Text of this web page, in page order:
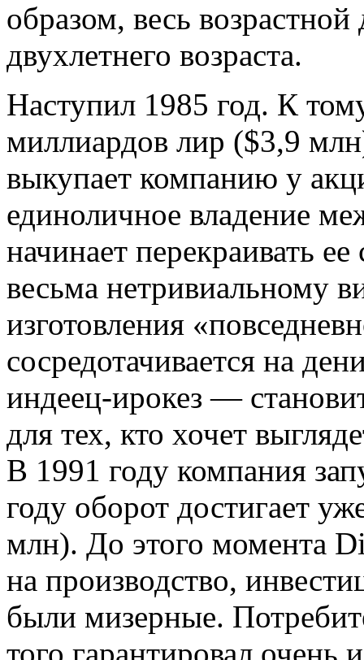
образом, весь
двухлетнего возраста.
Наступил 1985 год. К
миллиардов лир ($3,9
выкупает компанию у
единоличное владение
начинает перекраивать
весьма нетривиальному
изготовления
сосредотачивается на
индеец-ирокез —
для тех, кто хочет
В 1991 году компания
году оборот достигает
млн). До этого момента
на производство,
были мизерные.